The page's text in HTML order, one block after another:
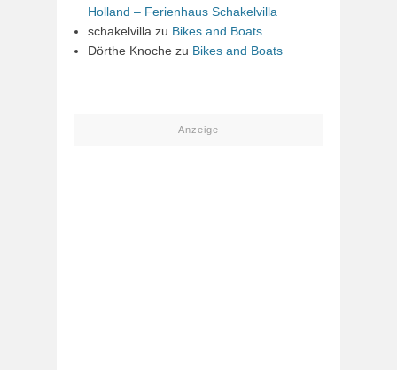
Holland – Ferienhaus Schakelvilla
schakelvilla zu Bikes and Boats
Dörthe Knoche zu Bikes and Boats
- Anzeige -